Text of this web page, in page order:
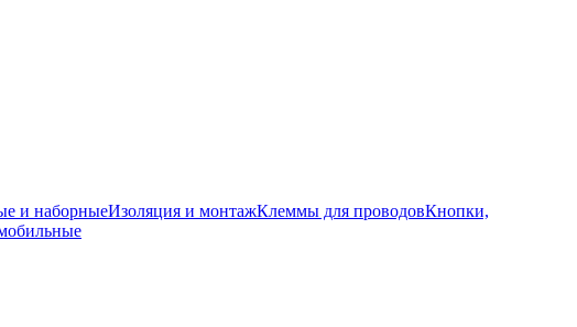
и наборныеИзоляция и монтажКлеммы для проводовКнопки,